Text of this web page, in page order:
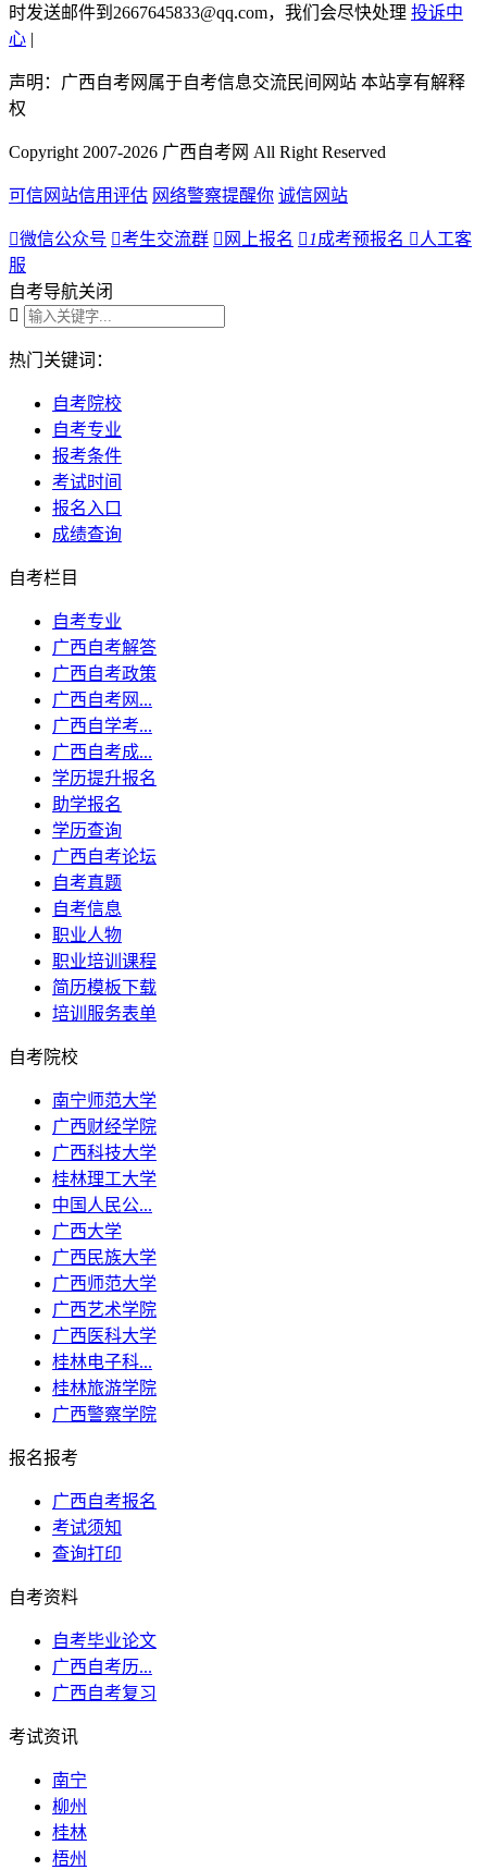
时发送邮件到2667645833@qq.com，我们会尽快处理 投诉中
心 |
声明：广西自考网属于自考信息交流民间网站 本站享有解释
权
Copyright 2007-2026 广西自考网 All Right Reserved
可信网站信用评估 网络警察提醒你 诚信网站
微信公众号 考生交流群  网上报名  1成考预报名  人工客
服
自考导航关闭

热门关键词：
自考院校
自考专业
报考条件
考试时间
报名入口
成绩查询
自考栏目
自考专业
广西自考解答
广西自考政策
广西自考网...
广西自学考...
广西自考成...
学历提升报名
助学报名
学历查询
广西自考论坛
自考真题
自考信息
职业人物
职业培训课程
简历模板下载
培训服务表单
自考院校
南宁师范大学
广西财经学院
广西科技大学
桂林理工大学
中国人民公...
广西大学
广西民族大学
广西师范大学
广西艺术学院
广西医科大学
桂林电子科...
桂林旅游学院
广西警察学院
报名报考
广西自考报名
考试须知
查询打印
自考资料
自考毕业论文
广西自考历...
广西自考复习
考试资讯
南宁
柳州
桂林
梧州